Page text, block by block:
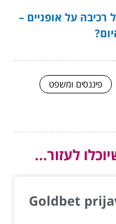
רכיבה על אופניים –
פיננסים ומשפט
לעזור...
Goldbet